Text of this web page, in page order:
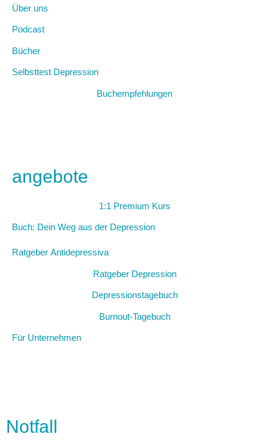
Über uns
Podcast
Bücher
Selbsttest Depression
Buchempfehlungen
angebote
1:1 Premium Kurs
Buch: Dein Weg aus der Depression
Ratgeber Antidepressiva
Ratgeber Depression
Depressionstagebuch
Burnout-Tagebuch
Für Unternehmen
Notfall